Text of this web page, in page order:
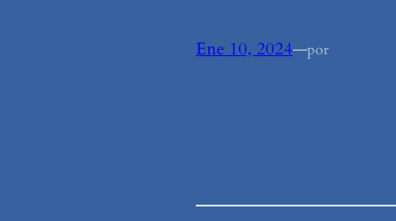
Ene 10, 2024—por